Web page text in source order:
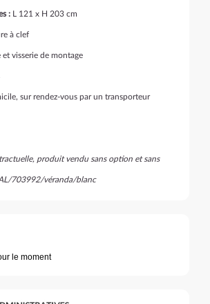
: L 121 x H 203 cm
à clef
visserie de montage
sur rendez-vous par un transporteur
produit vendu sans option et sans
703992/véranda/blanc
le moment